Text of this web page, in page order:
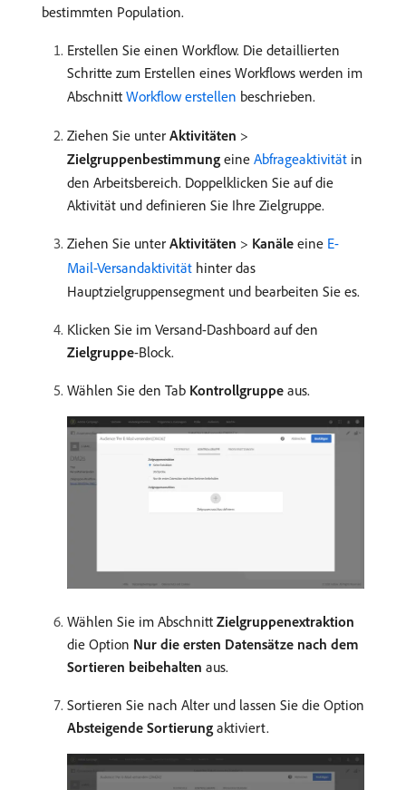
bestimmten Population.
Erstellen Sie einen Workflow. Die detaillierten
Schritte zum Erstellen eines Workflows werden im
Abschnitt Workflow erstellen beschrieben.
Ziehen Sie unter Aktivitäten >
Zielgruppenbestimmung eine Abfrageaktivität in
den Arbeitsbereich. Doppelklicken Sie auf die
Aktivität und definieren Sie Ihre Zielgruppe.
Ziehen Sie unter Aktivitäten > Kanäle eine E-
Mail-Versandaktivität hinter das
Hauptzielgruppensegment und bearbeiten Sie es.
Klicken Sie im Versand-Dashboard auf den
Zielgruppe-Block.
Wählen Sie den Tab Kontrollgruppe aus.
Wählen Sie im Abschnitt Zielgruppenextraktion
die Option Nur die ersten Datensätze nach dem
Sortieren beibehalten aus.
Sortieren Sie nach Alter und lassen Sie die Option
Absteigende Sortierung aktiviert.